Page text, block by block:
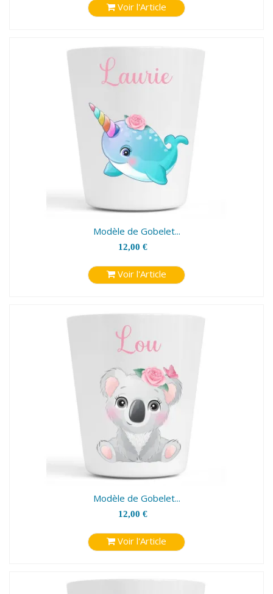
Voir l'Article
Modèle de Gobelet...
12,00 €
Voir l'Article
Modèle de Gobelet...
12,00 €
Voir l'Article